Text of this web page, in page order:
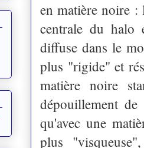
en matière noire :
centrale du halo
diffuse dans le
plus "rigide" et
matière noire
dépouillement
qu'avec une
plus